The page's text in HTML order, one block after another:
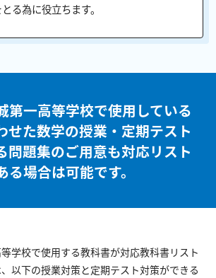
る為に役立ちます。
第一高等学校で使用している
せた数学の授業・定期テスト
問題集のご用意も対応リスト
る場合は可能です。
学校で使用する教科書が対応教科書リスト
以下の授業対策と定期テスト対策ができる